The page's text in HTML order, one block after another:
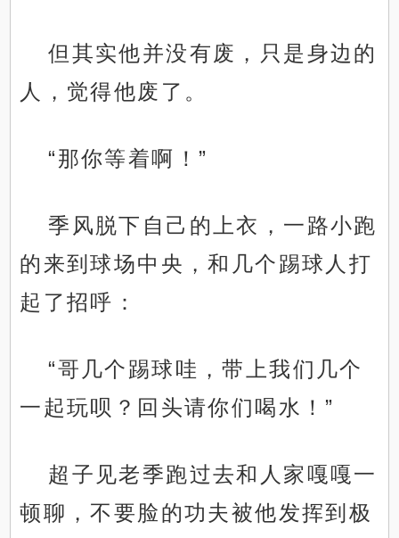
但其实他并没有废，只是身边的
人，觉得他废了。
“那你等着啊！”
季风脱下自己的上衣，一路小跑
的来到球场中央，和几个踢球人打
起了招呼：
“哥几个踢球哇，带上我们几个
一起玩呗？回头请你们喝水！”
超子见老季跑过去和人家嘎嘎一
顿聊，不要脸的功夫被他发挥到极